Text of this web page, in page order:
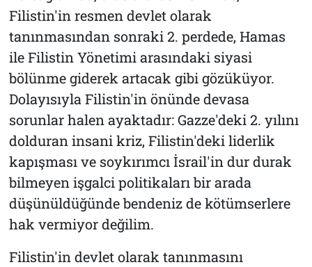
Filistin'in resmen devlet olarak
tanınmasından sonraki 2. perdede, Hamas
ile Filistin Yönetimi arasındaki siyasi
bölünme giderek artacak gibi gözüküyor.
Dolayısıyla Filistin'in önünde devasa
sorunlar halen ayaktadır: Gazze'deki 2. yılını
dolduran insani kriz, Filistin'deki liderlik
kapışması ve soykırımcı İsrail'in dur durak
bilmeyen işgalci politikaları bir arada
düşünüldüğünde bendeniz de kötümserlere
hak vermiyor değilim.
Filistin'in devlet olarak tanınmasını